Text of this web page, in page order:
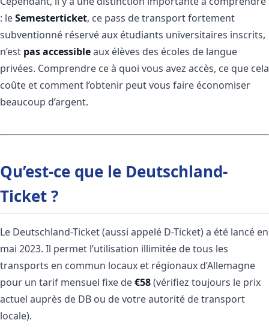
: leSemesterticket, ce pass de transport fortement
subventionné réservé aux étudiants universitaires inscrits,
n’est pas accessibleaux élèves des écoles de langue
privées. Comprendre ce à quoi vous avez accès, ce que cela
coûte et comment l’obtenir peut vous faire économiser
beaucoup d’argent.
Qu’est-ce que le Deutschland-
Ticket ?
Le Deutschland-Ticket (aussi appelé D-Ticket) a été lancé en
mai 2023. Il permet l’utilisation illimitée de tous les
transports en commun locaux et régionaux d’Allemagne
pour un tarif mensuel fixe de€58(vérifiez toujours le prix
actuel auprès de DB ou de votre autorité de transport
locale).